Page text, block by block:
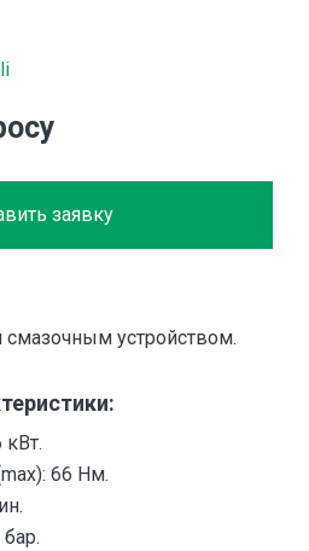
заявку
устройством.
66 Нм.